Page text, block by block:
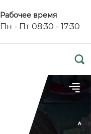
Рабочее время
Пн - Пт 08:30 - 17:30
